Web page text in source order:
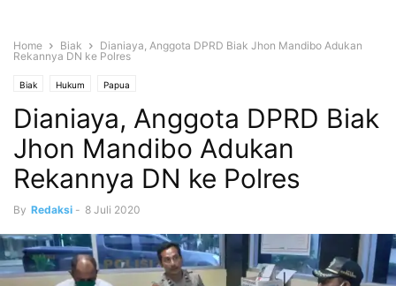
Home Biak
Dianiaya, Anggota DPRD Biak Jhon Mandibo Adukan
Rekannya DN ke Polres
Biak Hukum Papua
Dianiaya, Anggota DPRD Biak
Jhon Mandibo Adukan
Rekannya DN ke Polres
By Redaksi - 8 Juli 2020